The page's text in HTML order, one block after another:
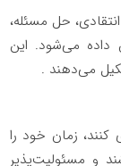
حل مسئله،
داده می‌شود. این
می‌دهند .
زمان خود را
و مسئولیت‌پذیر